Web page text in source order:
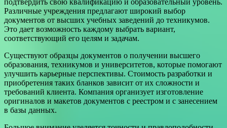
подтвердить свою квалификацию и образовательный уровень.
Различные учреждения предлагают широкий выбор
документов от высших учебных заведений до техникумов.
Это дает возможность каждому выбрать вариант,
соответствующий его целям и задачам.
Существуют образцы документов о получении высшего
образования, техникумов и университетов, которые помогают
улучшить карьерные перспективы. Стоимость разработки и
приобретения таких бланков зависит от их сложности и
требований клиента. Компания организует изготовление
оригиналов и макетов документов с реестром и с занесением
в базы данных.